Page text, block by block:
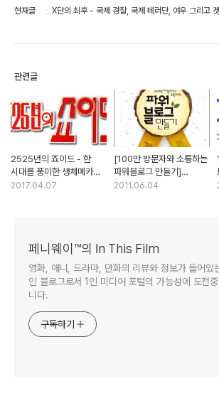
현재글 X단의 최후 - 국제 경찰, 국제 테러단, 여우 그리고
관련글
2525년의 죠이드 - 한
시대를 풍미한 생체메카
죠이드의 추억
2017.04.07
[100만 방문자와 소통하는
파워블로그 만들기]
소수정예 서평단 이벤트
2011.06.04
페니웨이™의 In This Film
영화, 애니, 드라마, 만화의 리뷰와 정보가 들어있
인 블로그로서 1인 미디어 포털의 가능성에 도전
니다.
구독하기